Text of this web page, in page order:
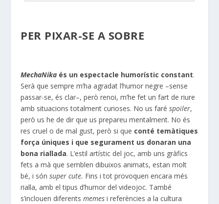
PER PIXAR-SE A SOBRE
MechaNika és un espectacle humorístic constant.
Serà que sempre m’ha agradat l’humor negre –sense
passar-se, és clar–, però renoi, m’he fet un fart de riure
amb situacions totalment curioses. No us faréspoiler,
però us he de dir que us prepareu mentalment. No és
res cruel o de mal gust, però si que conté temàtiques
força úniques i que segurament us donaran una
bona riallada. L’estil artístic del joc, amb uns gràfics
fets a mà que semblen dibuixos animats, estan molt
bé, i sónsuper cute. Fins i tot provoquen encara més
rialla, amb el tipus d’humor del videojoc. També
s’inclouen diferentsmemes i referències a la cultura